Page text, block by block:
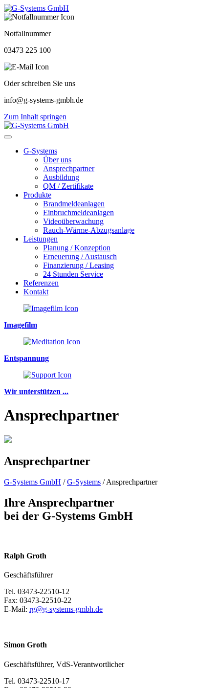
Notfallnummer
03473 225 100
Oder schreiben Sie uns
info@g-systems-gmbh.de
Zum Inhalt springen
G-Systems
Über uns
Ansprechpartner
Ausbildung
QM / Zertifikate
Produkte
Brandmeldeanlagen
Einbruchmeldeanlagen
Videoüberwachung
Rauch-Wärme-Abzugsanlage
Leistungen
Planung / Konzeption
Erneuerung / Austausch
Finanzierung / Leasing
24 Stunden Service
Referenzen
Kontakt
Imagefilm
Entspannung
Wir unterstützen ...
Ansprechpartner
Ansprechpartner
G-Systems GmbH / G-Systems / Ansprechpartner
Ihre Ansprechpartner
bei der G-Systems GmbH
Ralph Groth
Geschäftsführer
Tel. 03473-22510-12
Fax: 03473-22510-22
E-Mail: rg@g-systems-gmbh.de
Simon Groth
Geschäftsführer, VdS-Verantwortlicher
Tel. 03473-22510-17